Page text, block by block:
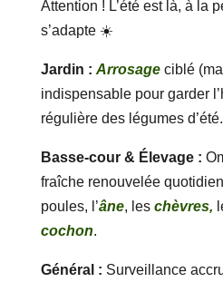
Attention ! L’été est là, à la
s’adapte ☀️
Jardin : Arrosageciblé
indispensable pour garder
régulière des légumes d’été.
Basse-cour & Élevage :
fraîche renouvelée
poules, l’âne, les chèvres,
cochon.
Général : Surveillance